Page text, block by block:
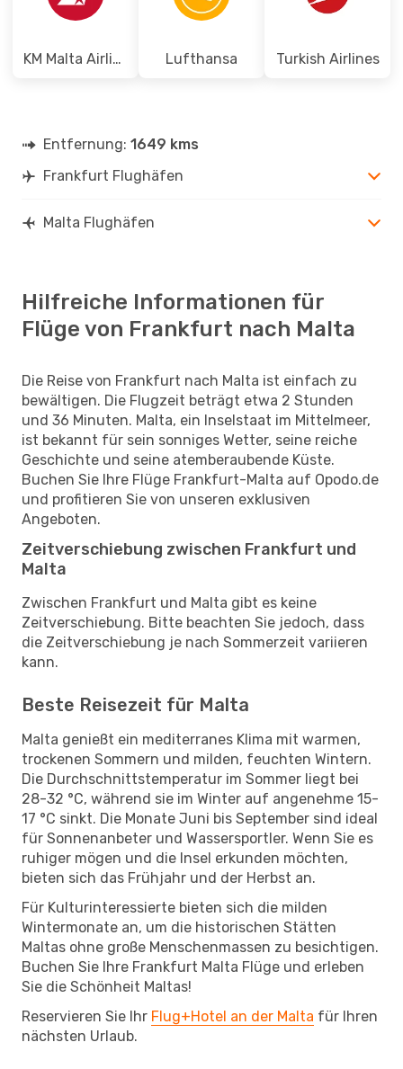
KM Malta Airlines Lufthansa Turkish Airlines
Entfernung: 1649 kms
Frankfurt Flughäfen
Malta Flughäfen
Hilfreiche Informationen für
Flüge von Frankfurt nach Malta
Die Reise von Frankfurt nach Malta ist einfach zu
bewältigen. Die Flugzeit beträgt etwa 2 Stunden
und 36 Minuten. Malta, ein Inselstaat im Mittelmeer,
ist bekannt für sein sonniges Wetter, seine reiche
Geschichte und seine atemberaubende Küste.
Buchen Sie Ihre Flüge Frankfurt-Malta auf Opodo.de
und profitieren Sie von unseren exklusiven
Angeboten.
Zeitverschiebung zwischen Frankfurt und
Malta
Zwischen Frankfurt und Malta gibt es keine
Zeitverschiebung. Bitte beachten Sie jedoch, dass
die Zeitverschiebung je nach Sommerzeit variieren
kann.
Beste Reisezeit für Malta
Malta genießt ein mediterranes Klima mit warmen,
trockenen Sommern und milden, feuchten Wintern.
Die Durchschnittstemperatur im Sommer liegt bei
28-32 °C, während sie im Winter auf angenehme 15-
17 °C sinkt. Die Monate Juni bis September sind ideal
für Sonnenanbeter und Wassersportler. Wenn Sie es
ruhiger mögen und die Insel erkunden möchten,
bieten sich das Frühjahr und der Herbst an.
Für Kulturinteressierte bieten sich die milden
Wintermonate an, um die historischen Stätten
Maltas ohne große Menschenmassen zu besichtigen.
Buchen Sie Ihre Frankfurt Malta Flüge und erleben
Sie die Schönheit Maltas!
Reservieren Sie Ihr Flug+Hotel an der Malta für Ihren
nächsten Urlaub.